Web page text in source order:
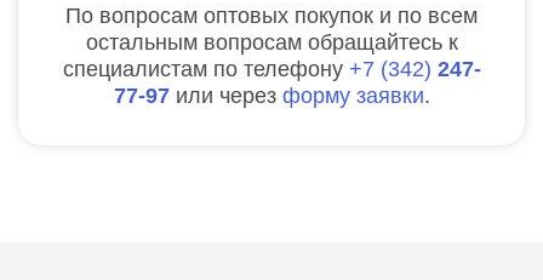
По вопросам оптовых покупок и по всем
остальным вопросам обращайтесь к
специалистам по телефону
7 342 247-
77-97 или через форму заявки.